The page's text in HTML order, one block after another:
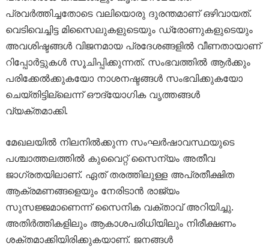
പ്രവർത്തിച്ചതോടെ വലിയൊരു ദുരന്തമാണ് ഒഴിവായത്.
വെടിവെച്ചിട്ട മിസൈലുകളുടെയും ഡ്രോണുകളുടെയും
അവശിഷ്ടങ്ങൾ വിജനമായ പ്രദേശങ്ങളിൽ വീണതായാണ്
റിപ്പോർട്ടുകൾ സൂചിപ്പിക്കുന്നത്. സംഭവത്തിൽ ആർക്കും
പരിക്കേൽക്കുകയോ നാശനഷ്ടങ്ങൾ സംഭവിക്കുകയോ
ചെയ്തിട്ടില്ലെന്ന് ഔദ്യോഗിക വൃത്തങ്ങൾ
വ്യക്തമാക്കി.
മേഖലയിൽ നിലനിൽക്കുന്ന സംഘർഷാവസ്ഥയുടെ
പശ്ചാത്തലത്തിൽ കുവൈറ്റ് സൈന്യം അതീവ
ജാഗ്രതയിലാണ്. ഏത് തരത്തിലുള്ള അപ്രതീക്ഷിത
ആക്രമണങ്ങളെയും നേരിടാൻ രാജ്യം
സുസജ്ജമാണെന്ന് സൈനിക വക്താവ് അറിയിച്ചു.
അതിർത്തികളിലും ആകാശപരിധിയിലും നിരീക്ഷണം
ശക്തമാക്കിയിരിക്കുകയാണ്. ജനങ്ങൾ